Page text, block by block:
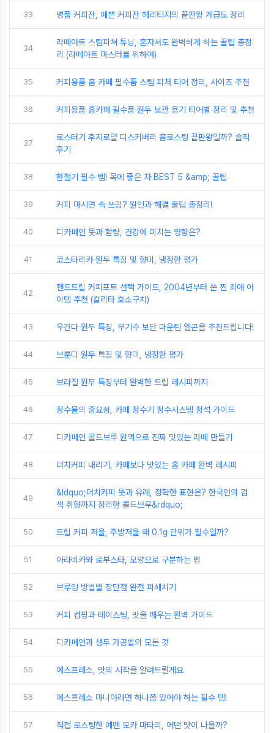
33 명품 커피잔, 예쁜 커피잔 헤리티지의 끝판왕 계급도 정리
34
라떼아트 스팀피쳐 튜닝, 혼자서도 완벽하게 하는 꿀팁 총정
리 (라떼아트 마스터를 위하여)
35 커피용품 홈 카페 필수품 스팀 피처 티어 정리, 사이즈 추천
36 커피용품 홈카페 필수품 원두 보관 용기 티어별 정리 및 추천
37
로스터기 후지로얄 디스커버리 홈로스팅 끝판왕일까? 솔직
후기
38 환절기 필수 템! 목에 좋은 차 BEST 5 &amp; 꿀팁
39 커피 마시면 속 쓰림? 원인과 해결 꿀팁 총정리!
40 디카페인 뜻과 함량, 건강에 미치는 영향은?
41 코스타리카 원두 특징 및 향미, 냉정한 평가
42
핸드드립 커피포트 선택 가이드, 2004년부터 쓴 찐 최애 아
이템 추천 (칼리타 호소구치)
43 우간다 원두 특징, 부기수 보단 마운틴 엘곤을 추천드립니다!
44 브룬디 원두 특징 및 향미, 냉정한 평가
45 브라질 원두 특징부터 완벽한 드립 레시피까지
46 정수물의 중요성, 카페 정수기 정수시스템 정석 가이드
47 디카페인 콜드브루 원액으로 진짜 맛있는 라떼 만들기
48 더치커피 내리기, 카페보다 맛있는 홈 카페 완벽 레시피
49
&ldquo;더치커피 뜻과 유래, 정확한 표현은? 한국인의 검
색 취향까지 정리한 콜드브루&rdquo;
50 드립 커피 저울, 주방저울 왜 0.1g 단위가 필수일까?
51 아라비카와 로부스타, 모양으로 구분하는 법
52 브루잉 방법별 장단점 완전 파헤치기
53 커피 컵핑과 테이스팅, 맛을 깨우는 완벽 가이드
54 디카페인과 생두 가공법의 모든 것
55 에스프레소, 맛의 시작을 알려드릴게요
56 에스프레소 마니아라면 하나쯤 있어야 하는 필수 템!
57 직접 로스팅한 예멘 모카 마타리, 어떤 맛이 나올까?